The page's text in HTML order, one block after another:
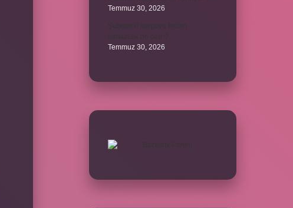
Temmuz 30, 2026
Temmuz 30, 2026